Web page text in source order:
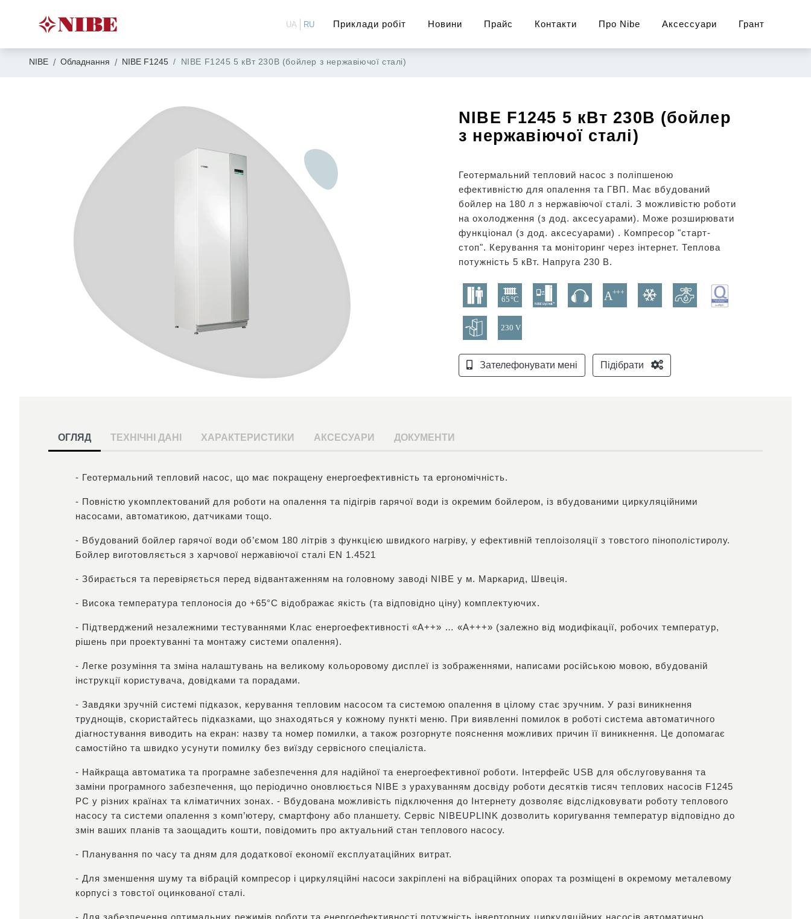
Приклади робіт Новини Прайс Контакти Про Nibe Аксессуари Грант
UA RU
NIBE Обладнання NIBE F1245 NIBE F1245 5 кВт 230В (бойлер з нержавіючої сталі)
NIBE F1245 5 кВт 230В (бойлер
з нержавіючої сталі)
Геотермальний тепловий насос з поліпшеною
ефективністю для опалення та ГВП. Має вбудований
бойлер на 180 л з нержавіючої сталі. З можливістю роботи
на охолодження (з дод. аксесуарами). Може розширювати
функціонал (з дод. аксесуарами) . Компресор "старт-
стоп". Керування та моніторинг через інтернет. Теплова
потужність 5 кВт. Напруга 230 В.
Зателефонувати мені Підібрати
ОГЛЯД ТЕХНІЧНІ ДАНІ ХАРАКТЕРИСТИКИ АКСЕСУАРИ ДОКУМЕНТИ
- Геотермальний тепловий насос, що має покращену енергоефективність та ергономічність.
- Повністю укомплектований для роботи на опалення та підігрів гарячої води із окремим бойлером, із вбудованими циркуляційними
насосами, автоматикою, датчиками тощо.
- Вбудований бойлер гарячої води об’ємом 180 літрів з функцією швидкого нагріву, у ефективній теплоізоляції з товстого пінополістиролу.
Бойлер виготовляється з харчової нержавіючої сталі EN 1.4521
- Збирається та перевіряється перед відвантаженням на головному заводі NIBE у м. Маркарид, Швеція.
- Висока температура теплоносія до +65°С відображає якість (та відповідно ціну) комплектуючих.
- Підтверджений незалежними тестуваннями Клас енергоефективності «А++» … «А+++» (залежно від модифікації, робочих температур,
рішень при проектуванні та монтажу системи опалення).
- Легке розуміння та зміна налаштувань на великому кольоровому дисплеї із зображеннями, написами російською мовою, вбудованій
інструкції користувача, довідками та порадами.
- Завдяки зручній системі підказок, керування тепловим насосом та системою опалення в цілому стає зручним. У разі виникнення
труднощів, скористайтесь підказками, що знаходяться у кожному пункті меню. При виявленні помилок в роботі система автоматичного
діагностування виводить на екран: назву та номер помилки, а також розгорнуте пояснення можливих причин її виникнення. Це допомагає
самостійно та швидко усунути помилку без виїзду сервісного спеціаліста.
- Найкраща автоматика та програмне забезпечення для надійної та енергоефективної роботи. Інтерфейс USB для обслуговування та
заміни програмного забезпечення, що періодично оновлюється NIBE з урахуванням досвіду роботи десятків тисяч теплових насосів F1245
PC у різних країнах та кліматичних зонах. - Вбудована можливість підключення до Інтернету дозволяє відслідковувати роботу теплового
насосу та системи опалення з комп’ютеру, смартфону або планшету. Сервіс NIBEUPLINK дозволить коригування температур відповідно до
змін ваших планів та заощадить кошти, повідомить про актуальний стан теплового насосу.
- Планування по часу та дням для додаткової економії експлуатаційних витрат.
- Для зменшення шуму та вібрацій компресор і циркуляційні насоси закріплені на вібраційних опорах та розміщені в окремому металевому
корпусі з товстої оцинкованої сталі.
- Для забезпечення оптимальних режимів роботи та енергоефективності потужність інверторних циркуляційних насосів автоматично